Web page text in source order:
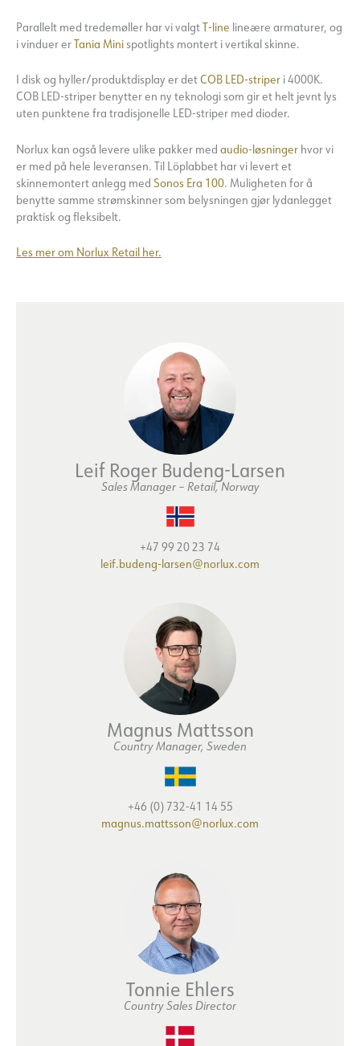
Parallelt med tredemøller har vi valgtT-line lineære armaturer, og
i vinduer erTania Minispotlights montert i vertikal skinne.
I disk og hyller/produktdisplay er detCOB LED-striper i 4000K.
COB LED-striper benytter en ny teknologi som gir et helt jevnt lys
uten punktene fra tradisjonelle LED-striper med dioder.
Norlux kan også levere ulike pakker med audio-løsninger hvor vi
er med på hele leveransen. Til Löplabbet har vi levert et
skinnemontert anlegg med Sonos Era 100. Muligheten for å
benytte samme strømskinner som belysningen gjør lydanlegget
praktisk og fleksibelt.
Les mer om Norlux Retail her.
Leif Roger Budeng-Larsen
Sales Manager – Retail, Norway
+47 99 20 23 74
leif.budeng-larsen@norlux.com
Magnus Mattsson
Country Manager, Sweden
+46 (0) 732-41 14 55
magnus.mattsson@norlux.com
Tonnie Ehlers
Country Sales Director